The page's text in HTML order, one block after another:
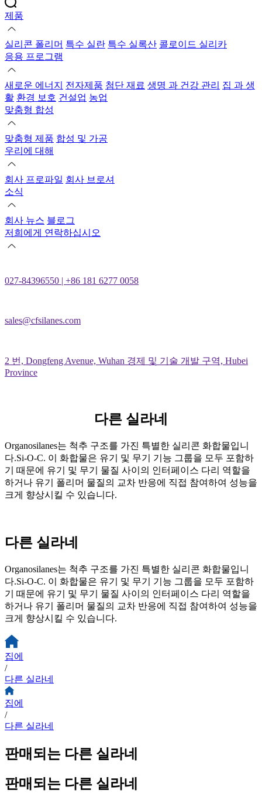
제품
실리콘 폴리머 특수 실란 특수 실록산 콜로이드 실리카
응용 프로그램
새로운 에너지 전자제품 첨단 재료 생명 과 건강 관리 집 과 생
활 환경 보호 건설업 농업
맞춤형 합성
맞춤형 제품 합성 및 가공
우리에 대해
회사 프로파일 회사 브로셔
소식
회사 뉴스 블로그
저희에게 연락하십시오
027-84396550 | +86 181 6277 0058
sales@cfsilanes.com
2 번, Dongfeng Avenue, Wuhan 경제 및 기술 개발 구역, Hubei
Province
다른 실라네
Organosilanes는 척추 구조를 가진 특별한 실리콘 화합물입니
다.Si-O-C. 이 화합물은 유기 및 무기 기능 그룹을 모두 포함하
기 때문에 유기 및 무기 물질 사이의 인터페이스 다리 역할을
하거나 유기 폴리머 물질의 교차 반응에 직접 참여하여 성능을
크게 향상시킬 수 있습니다.
다른 실라네
Organosilanes는 척추 구조를 가진 특별한 실리콘 화합물입니
다.Si-O-C. 이 화합물은 유기 및 무기 기능 그룹을 모두 포함하
기 때문에 유기 및 무기 물질 사이의 인터페이스 다리 역할을
하거나 유기 폴리머 물질의 교차 반응에 직접 참여하여 성능을
크게 향상시킬 수 있습니다.
집에
/
다른 실라네
집에
/
다른 실라네
판매되는 다른 실라네
판매되는 다른 실라네